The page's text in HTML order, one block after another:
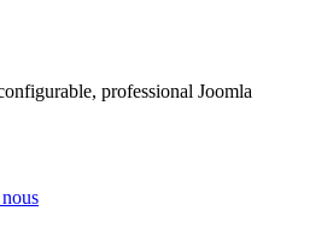
professional Joomla